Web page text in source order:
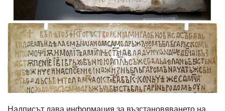
Надписът дава информация за възстановяването на